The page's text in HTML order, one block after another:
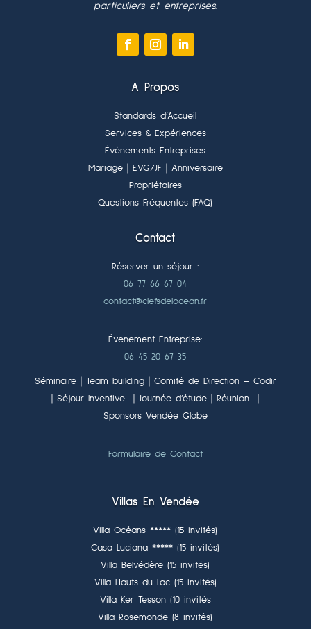
particuliers et entreprises.
A Propos
Standards d’Accueil
Services & Expériences
Évènements Entreprises
Mariage｜EVG/JF｜Anniversaire
Propriétaires
Questions Fréquentes (FAQ)
Contact
Réserver un séjour :
06 77 66 67 04
contact@clefsdelocean.fr
Évenement Entreprise:
06 45 20 67 35
Séminaire｜Team building｜Comité de Direction – Codir
｜Séjour Inventive ｜Journée d’étude｜Réunion ｜
Sponsors Vendée Globe
Formulaire de Contact
Villas En Vendée
Villa Océans ***** (15 invités)
Casa Luciana ***** (15 invités)
Villa Belvédère (15 invités)
Villa Hauts du Lac (15 invités)
Villa Ker Tesson (10 invités
Villa Rosemonde (8 invités)